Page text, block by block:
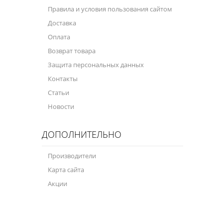
Правила и условия пользования сайтом
Доставка
Оплата
Возврат товара
Защита персональных данных
Контакты
Статьи
Новости
ДОПОЛНИТЕЛЬНО
Производители
Карта сайта
Акции